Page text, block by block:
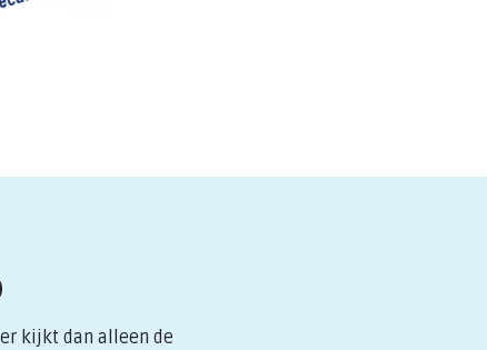
kijkt dan alleen de